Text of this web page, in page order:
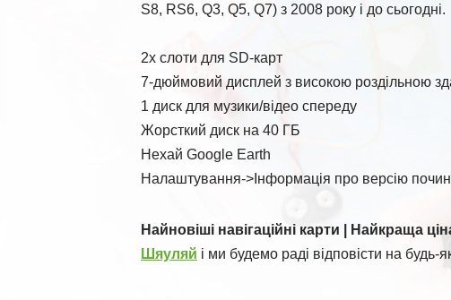
S8, RS6, Q3, Q5, Q7) з 2008 року і до сьогодні.
2x слоти для SD-карт
7-дюймовий дисплей з високою роздільною
1 диск для музики/відео спереду
Жорсткий диск на 40 ГБ
Нехай Google Earth
Налаштування->Інформація про версію
Найновіші навігаційні карти | Найкраща
Шяуляй і ми будемо раді відповісти на будь-